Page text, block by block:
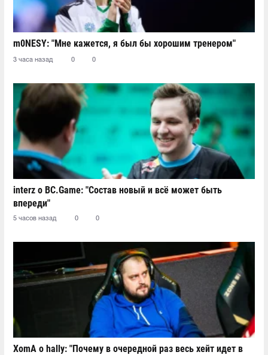
m0NESY: "Мне кажется, я был бы хорошим тренером"
3 часа назад 0 0
interz о BC.Game: "Состав новый и всё может быть
впереди"
5 часов назад 0 0
XomA о hally: "Почему в очередной раз весь хейт идет в